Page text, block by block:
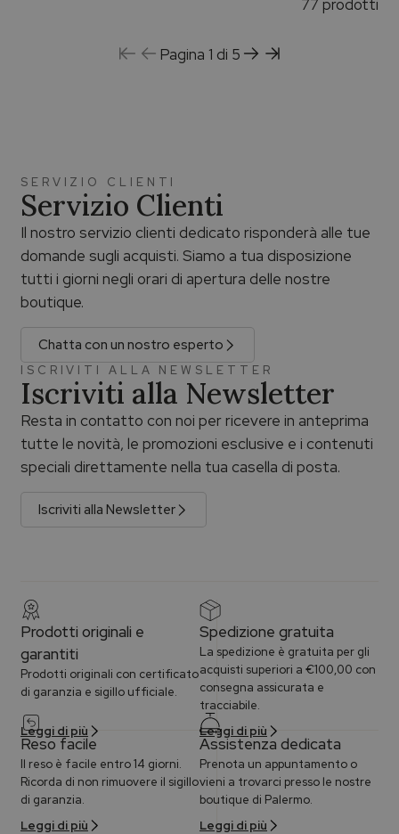
Pagina 1 di 5
77 prodotti
SERVIZIO CLIENTI
Servizio Clienti
Il nostro servizio clienti dedicato risponderà alle tue
domande sugli acquisti. Siamo a tua disposizione
tutti i giorni negli orari di apertura delle nostre
boutique.
Chatta con un nostro esperto
ISCRIVITI ALLA NEWSLETTER
Iscriviti alla Newsletter
Resta in contatto con noi per ricevere in anteprima
tutte le novità, le promozioni esclusive e i contenuti
speciali direttamente nella tua casella di posta.
Iscriviti alla Newsletter
Prodotti originali e
garantiti
Prodotti originali con certificato
di garanzia e sigillo ufficiale.
Leggi di più
Spedizione gratuita
La spedizione è gratuita per gli
acquisti superiori a €100,00 con
consegna assicurata e
tracciabile.
Leggi di più
Reso facile
Il reso è facile entro 14 giorni.
Ricorda di non rimuovere il sigillo
di garanzia.
Leggi di più
Assistenza dedicata
Prenota un appuntamento o
vieni a trovarci presso le nostre
boutique di Palermo.
Leggi di più